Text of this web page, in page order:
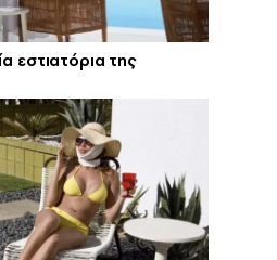
εστιατόρια της